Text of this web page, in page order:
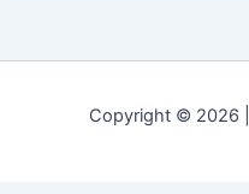
Copyright © 2026 |